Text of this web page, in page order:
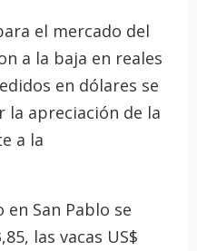
el mercado del
a la baja en reales
en dólares se
la apreciación de la
a la
San Pablo se
las vacas US$